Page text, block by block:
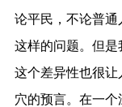
论平民，不论普通
这样的问题。但是
这个差异性也很让
穴的预言。在一